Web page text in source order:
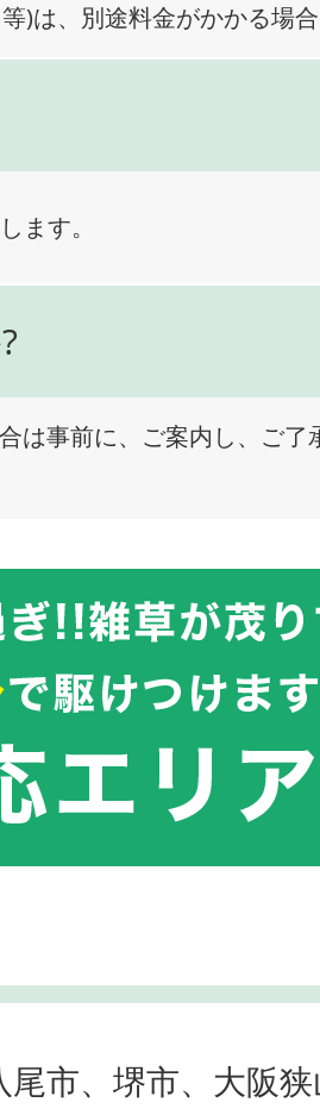
)は、別途料金がかかる場合
ます。
は事前に、ご案内し、ご了
市、堺市、大阪